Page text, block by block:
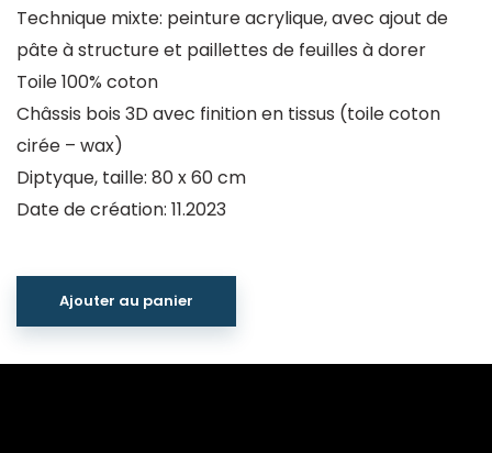
Technique mixte: peinture acrylique, avec ajout de
pâte à structure et paillettes de feuilles à dorer
Toile 100% coton
Châssis bois 3D avec finition en tissus (toile coton
cirée – wax)
Diptyque, taille: 80 x 60 cm
Date de création: 11.2023
Ajouter au panier